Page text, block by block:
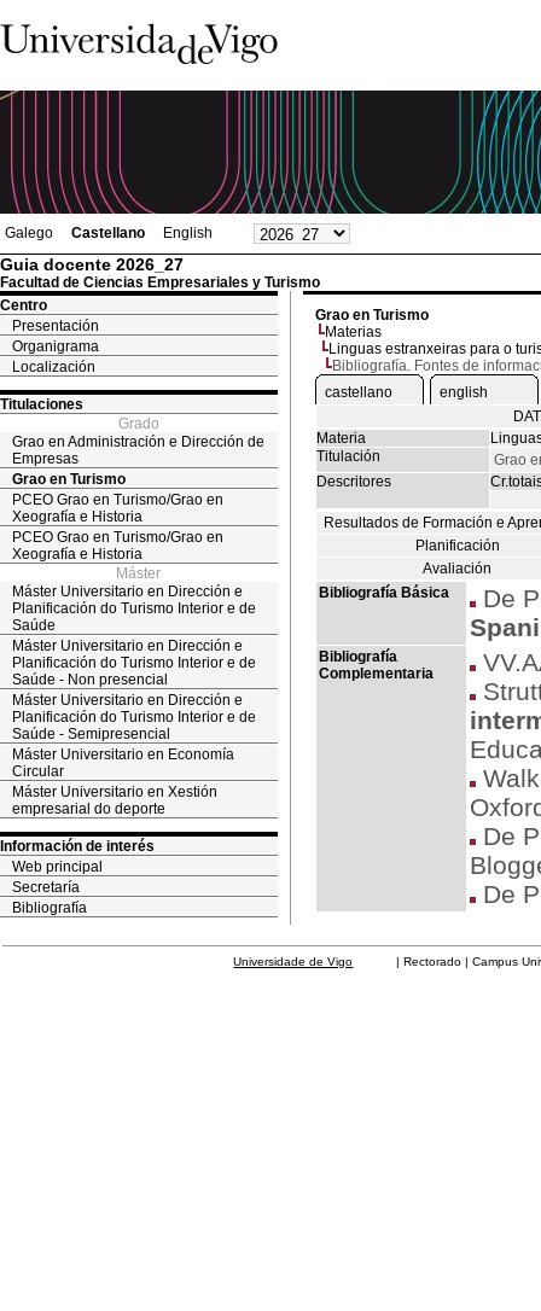
Galego Castellano English
Guia docente 2026_27
Facultad de Ciencias Empresariales y Turismo
Centro
Presentación
Organigrama
Localización
Titulaciones
Grado
Grao en Administración e Dirección de
Empresas
Grao en Turismo
PCEO Grao en Turismo/Grao en
Xeografía e Historia
PCEO Grao en Turismo/Grao en
Xeografía e Historia
Máster
Máster Universitario en Dirección e
Planificación do Turismo Interior e de
Saúde
Máster Universitario en Dirección e
Planificación do Turismo Interior e de
Saúde - Non presencial
Máster Universitario en Dirección e
Planificación do Turismo Interior e de
Saúde - Semipresencial
Máster Universitario en Economía
Circular
Máster Universitario en Xestión
empresarial do deporte
Información de interés
Web principal
Secretaría
Bibliografía
Grao en Turismo
Materias
Linguas estranxeiras para o
Bibliografía. Fontes de
castellano
english
Materia
Titulación
Grao
Descritores
Resultados de Formación e
Planificación
Avaliación
Bibliografía Básica
De
Bibliografía
Complementaria
De
De
Universidade de Vigo | Rectorado | Campus